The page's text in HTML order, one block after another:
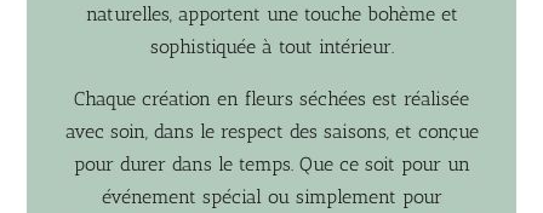
naturelles, apportent une touche bohème et
sophistiquée à tout intérieur.
Chaque création en fleurs séchées est réalisée
avec soin, dans le respect des saisons, et conçue
pour durer dans le temps. Que ce soit pour un
événement spécial ou simplement pour